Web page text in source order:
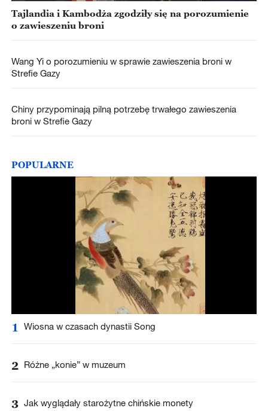
Tajlandia i Kambodża zgodziły się na porozumienie
o zawieszeniu broni
Wang Yi o porozumieniu w sprawie zawieszenia broni w
Strefie Gazy
Chiny przypominają pilną potrzebę trwałego zawieszenia
broni w Strefie Gazy
POPULARNE
1 Wiosna w czasach dynastii Song
2 Różne „konie” w muzeum
3 Jak wyglądały starożytne chińskie monety